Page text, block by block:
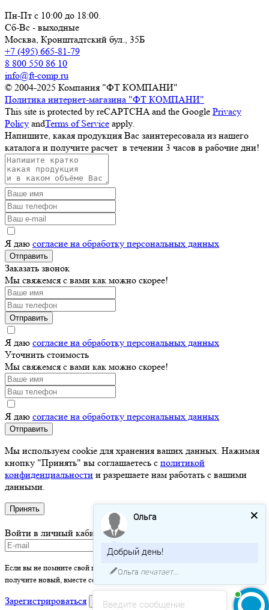
Пн-Пт с 10:00 до 18:00.
Сб-Вс - выходные
Москва, Кронштадтский бул., 35Б
+7 (495) 665-81-79
8 800 550 86 10
info@ft-comp.ru
© 2004-2025 Компания "ФТ КОМПАНИ"
Политика интернет-магазина "ФТ КОМПАНИ"
This site is protected by reCAPTCHA and the Google Privacy
Policy andTerms of Service apply.
Напишите, какая продукция Вас заинтересовала из нашего
каталога и получите расчет в течении 3 часов в рабочие дни!
Я даю согласие на обработку персональных данных
Отправить
Заказать звонок
Мы свяжемся с вами как можно скорее!
Отправить
Я даю согласие на обработку персональных данных
Уточнить стоимость
Мы свяжемся с вами как можно скорее!
Я даю согласие на обработку персональных данных
Отправить
Мы используем cookie для хранения ваших данных. Нажимая
кнопку "Принять" вы соглашаетесь с политикой
конфиденциальности и разрешаете нам работать с вашими
данными.
Принять
Войти в личный кабинет
Если вы не помните свой пароль - просто оставьте это поле пустым и вы
получите новый, вместе со ссылкой на активацию.
Зарегистрироваться войти
Введите сообщение
Ольга
Добрый день!
Ольга печатает...